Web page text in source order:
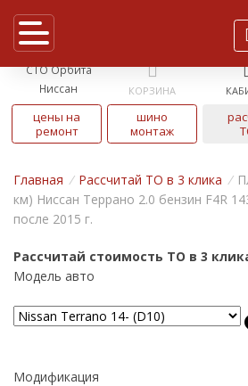
СТО Орбита
Ниссан
КОРЗИНА
цены на
ремонт
шино
монтаж
Главная / Рассчитай ТО в 3 клика /
км) Ниссан Террано 2.0 бензин F4R
после 2015 г.
Рассчитай стоимость ТО в 3
Модель авто
Модификация